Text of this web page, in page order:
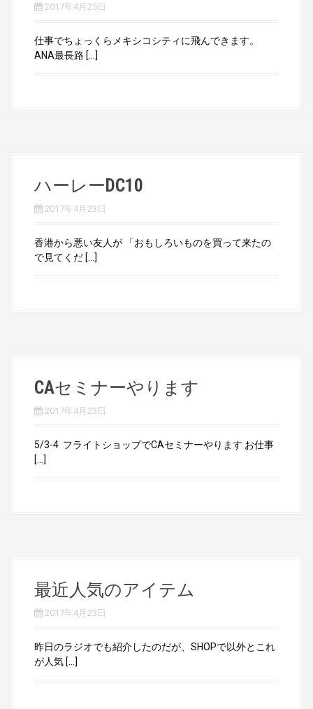
2017年4月25日
仕事でちょっくらメキシコシティに飛んできます。
ANA最長路 […]
ハーレーDC10
2017年4月23日
香港から悪い友人が 「おもしろいものを買って来たの
で見てくだ […]
CAセミナーやります
2017年4月23日
5/3-4 フライトショップでCAセミナーやります お仕事
[…]
最近人気のアイテム
2017年4月23日
昨日のラジオでも紹介したのだが、SHOPで以外とこれ
が人気 […]